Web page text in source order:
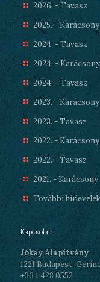
2026. - Tavasz
2025. - Karácsony
2024. - Tavasz
2024. - Karácsony
2024. - Tavasz
2023. - Karácsony
2023. - Tavasz
2022. - Karácsony
2022. - Tavasz
2021. - Karácsony
További hírlevelek
Kapcsolat
Jókay Alapítvány
1221 Budapest,
+36 1 428 0552